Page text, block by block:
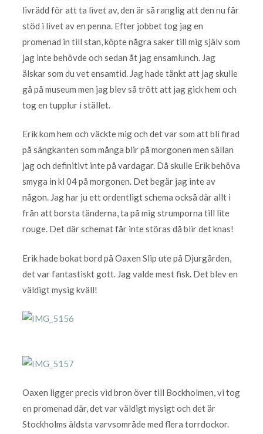
livrädd för att ta livet av, den är så ranglig att den nu får
stöd i livet av en penna. Efter jobbet tog jag en
promenad in till stan, köpte några saker till mig själv som
jag inte behövde och sedan åt jag ensamlunch. Jag
älskar som du vet ensamtid. Jag hade tänkt att jag skulle
gå på museum men jag blev så trött att jag gick hem och
tog en tupplur i stället.
Erik kom hem och väckte mig och det var som att bli firad
på sängkanten som många blir på morgonen men sällan
jag och definitivt inte på vardagar. Då skulle Erik behöva
smyga in kl 04 på morgonen. Det begär jag inte av
någon. Jag har ju ett ordentligt schema också där allt i
från att borsta tänderna, ta på mig strumporna till lite
rouge. Det där schemat får inte störas då blir det knas!
Erik hade bokat bord på Oaxen Slip ute på Djurgården,
det var fantastiskt gott. Jag valde mest fisk. Det blev en
väldigt mysig kväll!
Oaxen ligger precis vid bron över till Bockholmen, vi tog
en promenad där, det var väldigt mysigt och det är
Stockholms äldsta varvsområde med flera torrdockor.